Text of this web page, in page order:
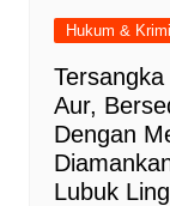
Hukum &
Aur,
Dengan
Lubuk